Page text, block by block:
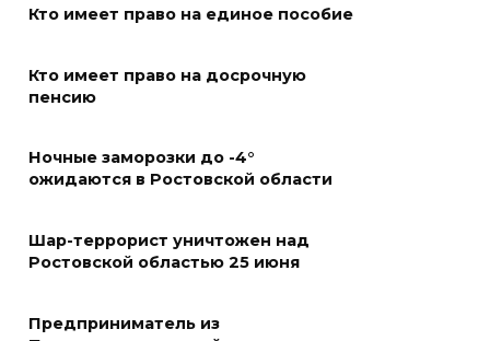
взаимодействие участников
избирательного процесса в
07 августа 2026 17:14
В Ростове доходный дом
Емельяновых на Большой
специалисты
Кто имеет право на единое пособие
Кто имеет право на досрочную
пенсию
Ночные заморозки до -4°
ожидаются в Ростовской области
Шар-террорист уничтожен над
Ростовской областью 25 июня
Предприниматель из